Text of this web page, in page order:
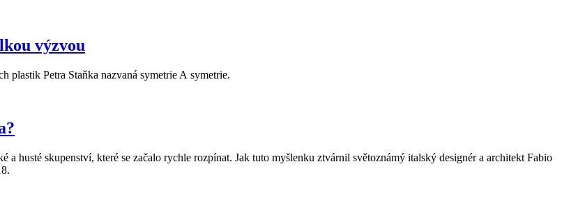
výzvou
plastik Petra Staňka nazvaná symetrie A symetrie.
husté skupenství, které se začalo rychle rozpínat. Jak tuto myšlenku ztvárnil světoznámý italský designér a architekt Fabio